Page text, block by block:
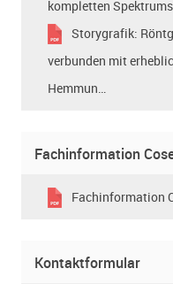
kompletten
Storygrafik:
verbunden mit
Hemmun…
Fachinformation
Fachinformation
Kontaktformular